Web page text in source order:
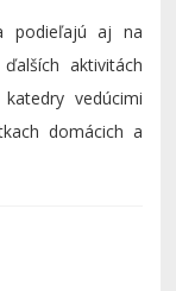
podieľajú aj na
aktivitách
vedúcimi
domácich a